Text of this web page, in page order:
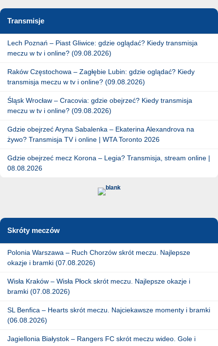
Transmisje
Lech Poznań – Piast Gliwice: gdzie oglądać? Kiedy transmisja
meczu w tv i online? (09.08.2026)
Raków Częstochowa – Zagłębie Lubin: gdzie oglądać? Kiedy
transmisja meczu w tv i online? (09.08.2026)
Śląsk Wrocław – Cracovia: gdzie obejrzeć? Kiedy transmisja
meczu w tv i online? (09.08.2026)
Gdzie obejrzeć Aryna Sabalenka – Ekaterina Alexandrova na
żywo? Transmisja TV i online | WTA Toronto 2026
Gdzie obejrzeć mecz Korona – Legia? Transmisja, stream online |
08.08.2026
Skróty meczów
Polonia Warszawa – Ruch Chorzów skrót meczu. Najlepsze
okazje i bramki (07.08.2026)
Wisła Kraków – Wisła Płock skrót meczu. Najlepsze okazje i
bramki (07.08.2026)
SL Benfica – Hearts skrót meczu. Najciekawsze momenty i bramki
(06.08.2026)
Jagiellonia Białystok – Rangers FC skrót meczu wideo. Gole i